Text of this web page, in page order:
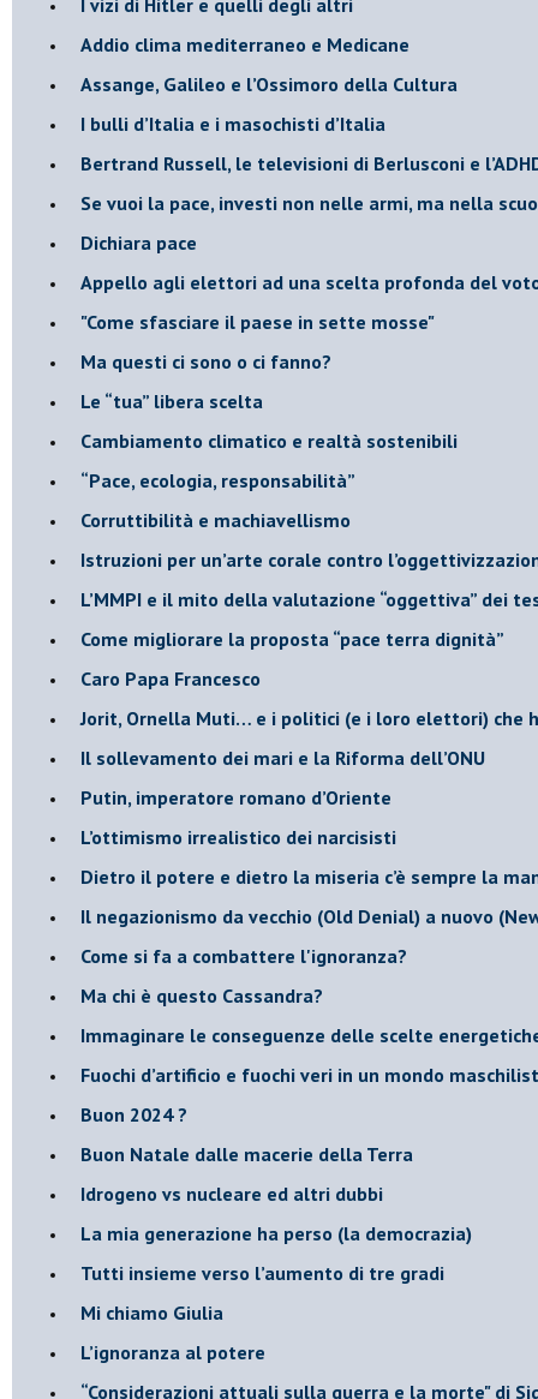
Addio clima mediterraneo e Medicane
​Assange, Galileo e l’Ossimoro della Cultura
​I bulli d’Italia e i masochisti d’Italia
​Bertrand Russell, le televisioni di Berlusconi e
​Se vuoi la pace, investi non nelle armi, ma nella
​Dichiara pace
​Appello agli elettori ad una scelta profonda del
"Come sfasciare il paese in sette mosse"
​Ma questi ci sono o ci fanno?
​Le “tua” libera scelta
Cambiamento climatico e realtà sostenibili
“Pace, ecologia, responsabilità”
​Corruttibilità e machiavellismo
Istruzioni per un’arte corale contro
​L’MMPI e il mito della valutazione “oggettiva” dei
Come migliorare la proposta “pace terra dignità”
Caro Papa Francesco
​Jorit, Ornella Muti… e i politici (e i loro elettori) che
​Il sollevamento dei mari e la Riforma dell’ONU
Putin, imperatore romano d’Oriente
​L’ottimismo irrealistico dei narcisisti
​Dietro il potere e dietro la miseria c’è sempre la
Il negazionismo da vecchio (Old Denial) a nuovo
Come si fa a combattere l'ignoranza?
Ma chi è questo Cassandra?
Immaginare le conseguenze delle scelte
​Fuochi d’artificio e fuochi veri in un mondo
Buon 2024 ?
​Buon Natale dalle macerie della Terra
​Idrogeno vs nucleare ed altri dubbi
​La mia generazione ha perso (la democrazia)
​Tutti insieme verso l’aumento di tre gradi
Mi chiamo Giulia
L’ignoranza al potere
​“Considerazioni attuali sulla guerra e la morte" di